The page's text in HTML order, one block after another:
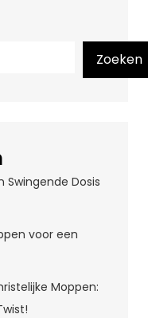
Zoeken
Swingende Dosis
voor een
Moppen: